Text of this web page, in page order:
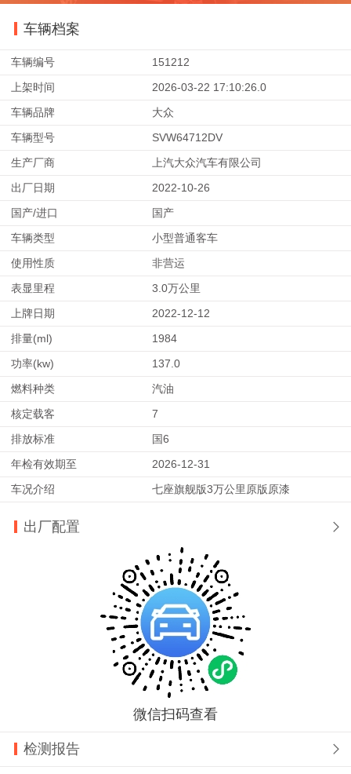
车辆档案
车辆编号
151212
上架时间
2026-03-22 17:10:26.0
车辆品牌
大众
车辆型号
SVW64712DV
生产厂商
上汽大众汽车有限公司
出厂日期
2022-10-26
国产/进口
国产
车辆类型
小型普通客车
使用性质
非营运
表显里程
3.0万公里
上牌日期
2022-12-12
排量(ml)
1984
功率(kw)
137.0
燃料种类
汽油
核定载客
7
排放标准
国6
年检有效期至
2026-12-31
车况介绍
七座旗舰版3万公里原版原漆
出厂配置 
微信扫码查看
检测报告 